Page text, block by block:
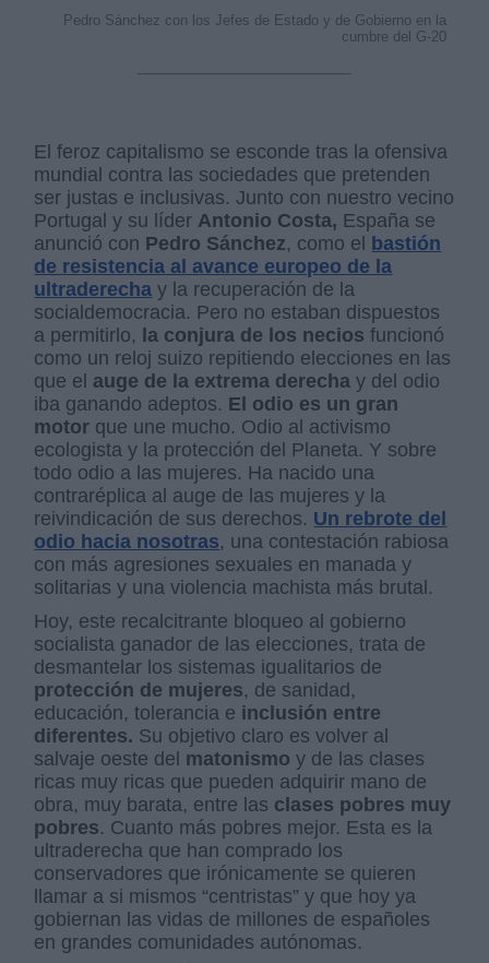
Pedro Sánchez con los Jefes de Estado y de Gobierno en la
cumbre del G-20
El feroz capitalismo se esconde tras la ofensiva
mundial contra las sociedades que pretenden
ser justas e inclusivas. Junto con nuestro vecino
Portugal y su líder Antonio Costa, España se
anunció con Pedro Sánchez, como el
bastión
de resistencia al avance europeo de la
ultraderecha y la recuperación de la
socialdemocracia. Pero no estaban dispuestos
a permitirlo,
la conjura de los necios funcionó
como un reloj suizo repitiendo elecciones en las
que el auge de la extrema derecha y del odio
iba ganando adeptos. El odio es un gran
motor que une mucho. Odio al activismo
ecologista y la protección del Planeta. Y sobre
todo odio a las mujeres. Ha nacido una
contraréplica al auge de las mujeres y la
reivindicación de sus derechos. Un rebrote del
odio hacia nosotras, una contestación rabiosa
con más agresiones sexuales en manada y
solitarias y una violencia machista más brutal.
Hoy, este recalcitrante bloqueo al gobierno
socialista ganador de las elecciones, trata de
desmantelar los sistemas igualitarios de
protección de mujeres, de sanidad,
educación, tolerancia e inclusión entre
diferentes. Su objetivo claro es volver al
salvaje oeste del matonismo y de las clases
ricas muy ricas que pueden adquirir mano de
obra, muy barata, entre las clases pobres muy
pobres. Cuanto más pobres mejor. Esta es la
ultraderecha que han comprado los
conservadores que irónicamente se quieren
llamar a si mismos “centristas” y que hoy ya
gobiernan las vidas de millones de españoles
en grandes comunidades autónomas.